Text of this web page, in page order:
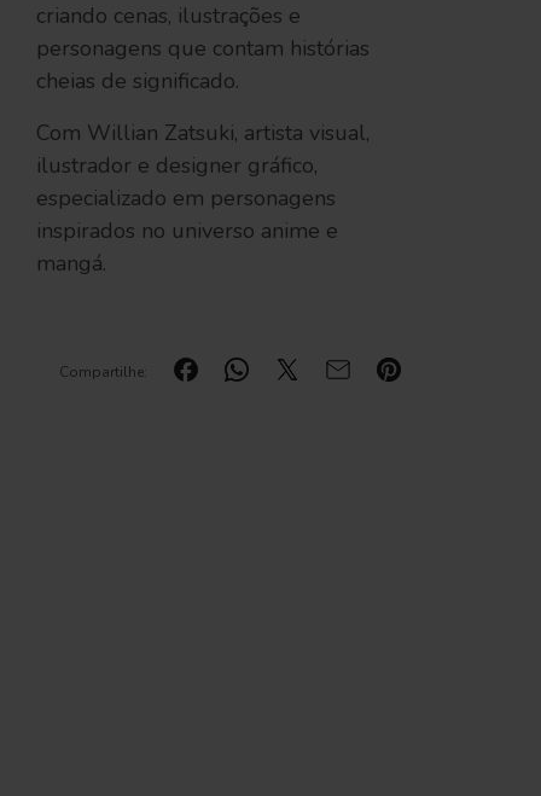
Compartilhe:
criando cenas, ilustrações e
personagens que contam histórias
cheias de significado.
Com Willian Zatsuki, artista visual,
ilustrador e designer gráfico,
especializado em personagens
inspirados no universo anime e
mangá.